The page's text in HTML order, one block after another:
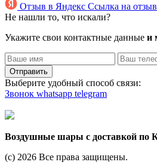
Отзыв в Яндекс Ссылка на отзыв
Не нашли то, что искали?
Укажите свои контактные данные и
Отправить
Выберите удобный способ связи:
Звонок whatsapp telegram
Воздушные шары с доставкой по
(c) 2026 Все права защищены.